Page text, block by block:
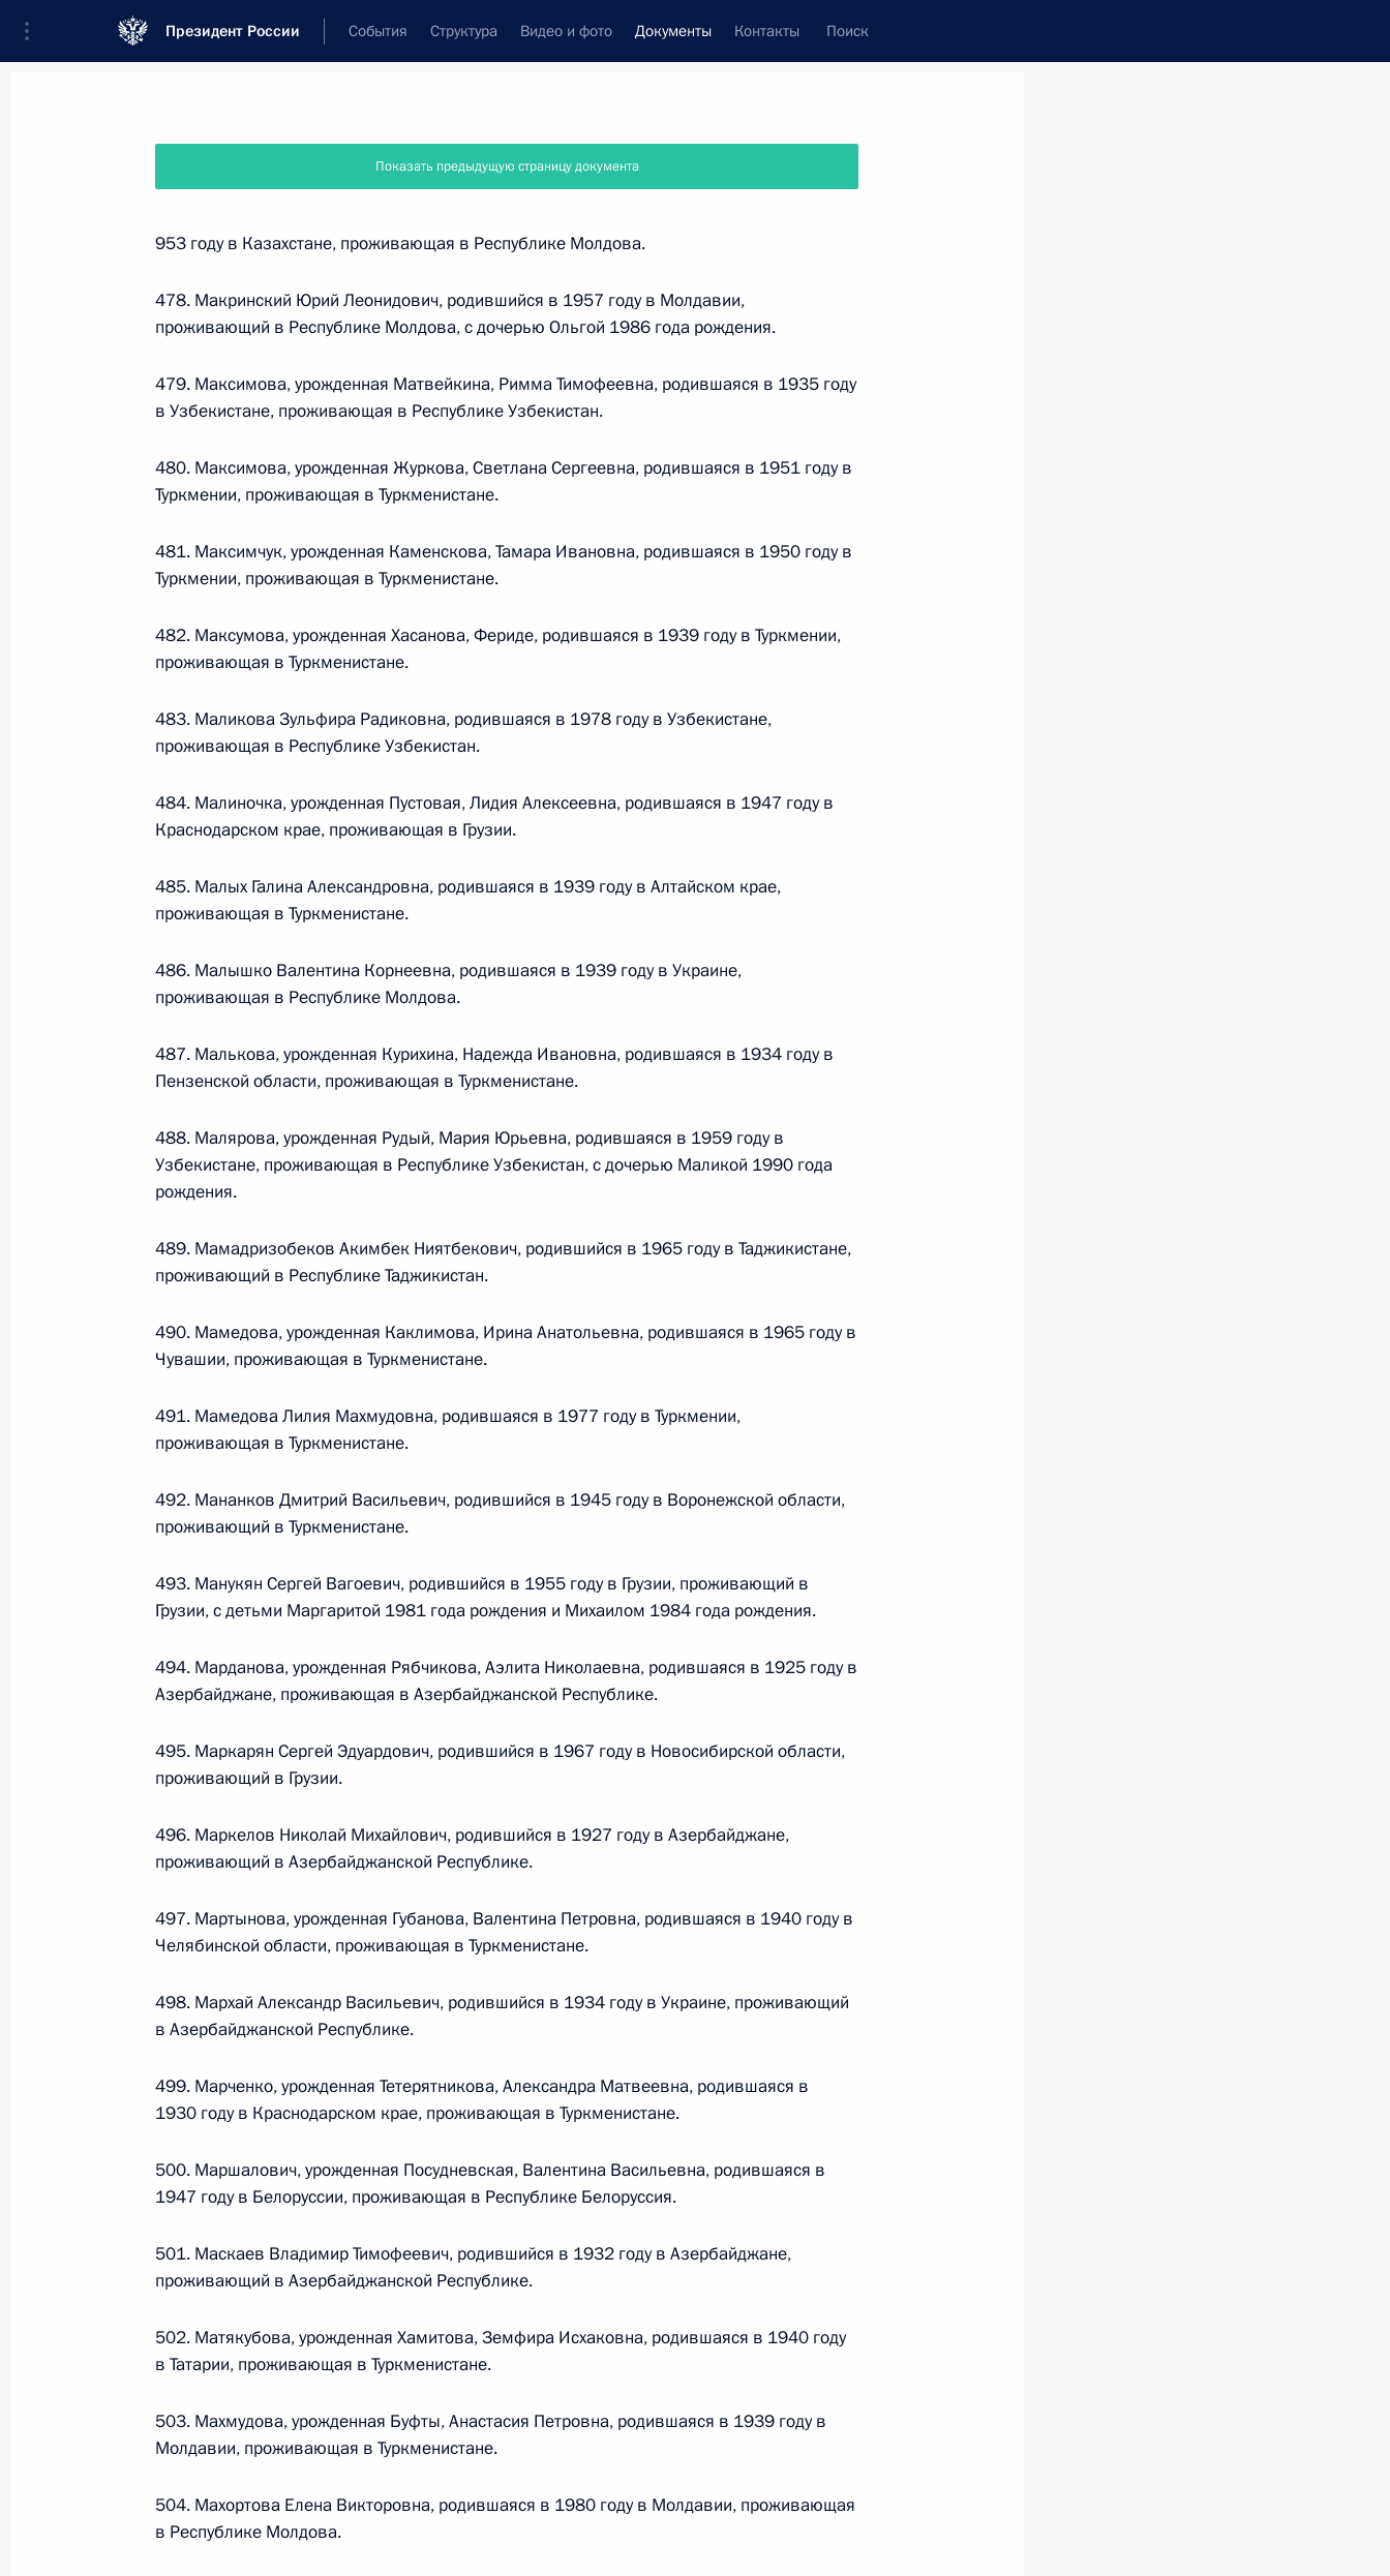
Президент России События Структура Видео и фото Документы Контакты Поиск
Название документа или его номер
Все
Найти документ
Официальный портал правовой информации pravo.gov.ru
26 июля 2026 года
Федеральный закон от 26.07.2026 г. № 259-ФЗ
О внесении изменений в статью 11 Федерального закона «О статусе военнослужащих» и статью 86
26 июля 2026 года
Федеральный закон от 26.07.2026 г. № 265-ФЗ
26 июля 2026 года
Федеральный закон от 26.07.2026 г. № 256-ФЗ
юрисдикции в Российской Федерации»
26 июля 2026 года
Федеральный закон от 26.07.2026 г. № 263-ФЗ
недвижимости»
26 июля 2026 года
Федеральный закон от 26.07.2026 г. № 242-ФЗ
О внесении изменений в статьи 85 и 102 части первой и статью 227–1 части второй Налогового
кодекса Российской Федерации
О внесении изменений в Трудовой кодекс Российской Федерации
О внесении изменений в Федеральный закон «О пробации в Российской Федерации»
О внесении изменения в статью 2 Федерального закона «О благотворительной деятельности
и добровольчестве (волонтерстве)»
Федеральный закон от 26.07.2026 г. № 251-ФЗ
О внесении изменений в Уголовный кодекс Российской Федерации и статьи 31 и 151 Уголовно-
26 июля 2026 года
Федеральный закон от 26.07.2026 г. № 264-ФЗ
и признании утратившим силу пункта 1 части 13 статьи 3 Федерального закона «О внесении
изменений в Федеральный закон „Об актах гражданского состояния“
Показать предыдущую страницу документа
953 году в Казахстане, проживающая в Республике Молдова.
478. Макринский Юрий Леонидович, родившийся в 1957 году в Молдавии,
проживающий в Республике Молдова, с дочерью Ольгой 1986 года рождения.
479. Максимова, урожденная Матвейкина, Римма Тимофеевна, родившаяся в 1935 году
в Узбекистане, проживающая в Республике Узбекистан.
480. Максимова, урожденная Журкова, Светлана Сергеевна, родившаяся в 1951 году в
Туркмении, проживающая в Туркменистане.
481. Максимчук, урожденная Каменскова, Тамара Ивановна, родившаяся в 1950 году в
Туркмении, проживающая в Туркменистане.
482. Максумова, урожденная Хасанова, Фериде, родившаяся в 1939 году в Туркмении,
проживающая в Туркменистане.
483. Маликова Зульфира Радиковна, родившаяся в 1978 году в Узбекистане,
проживающая в Республике Узбекистан.
484. Малиночка, урожденная Пустовая, Лидия Алексеевна, родившаяся в 1947 году в
Краснодарском крае, проживающая в Грузии.
485. Малых Галина Александровна, родившаяся в 1939 году в Алтайском крае,
проживающая в Туркменистане.
486. Малышко Валентина Корнеевна, родившаяся в 1939 году в Украине,
проживающая в Республике Молдова.
487. Малькова, урожденная Курихина, Надежда Ивановна, родившаяся в 1934 году в
Пензенской области, проживающая в Туркменистане.
488. Малярова, урожденная Рудый, Мария Юрьевна, родившаяся в 1959 году в
Узбекистане, проживающая в Республике Узбекистан, с дочерью Маликой 1990 года
рождения.
489. Мамадризобеков Акимбек Ниятбекович, родившийся в 1965 году в Таджикистане,
проживающий в Республике Таджикистан.
490. Мамедова, урожденная Каклимова, Ирина Анатольевна, родившаяся в 1965 году в
Чувашии, проживающая в Туркменистане.
491. Мамедова Лилия Махмудовна, родившаяся в 1977 году в Туркмении,
проживающая в Туркменистане.
492. Мананков Дмитрий Васильевич, родившийся в 1945 году в Воронежской области,
проживающий в Туркменистане.
493. Манукян Сергей Вагоевич, родившийся в 1955 году в Грузии, проживающий в
Грузии, с детьми Маргаритой 1981 года рождения и Михаилом 1984 года рождения.
494. Марданова, урожденная Рябчикова, Аэлита Николаевна, родившаяся в 1925 году в
Азербайджане, проживающая в Азербайджанской Республике.
495. Маркарян Сергей Эдуардович, родившийся в 1967 году в Новосибирской области,
проживающий в Грузии.
496. Маркелов Николай Михайлович, родившийся в 1927 году в Азербайджане,
проживающий в Азербайджанской Республике.
497. Мартынова, урожденная Губанова, Валентина Петровна, родившаяся в 1940 году в
Челябинской области, проживающая в Туркменистане.
498. Мархай Александр Васильевич, родившийся в 1934 году в Украине, проживающий
в Азербайджанской Республике.
499. Марченко, урожденная Тетерятникова, Александра Матвеевна, родившаяся в
1930 году в Краснодарском крае, проживающая в Туркменистане.
500. Маршалович, урожденная Посудневская, Валентина Васильевна, родившаяся в
1947 году в Белоруссии, проживающая в Республике Белоруссия.
501. Маскаев Владимир Тимофеевич, родившийся в 1932 году в Азербайджане,
проживающий в Азербайджанской Республике.
502. Матякубова, урожденная Хамитова, Земфира Исхаковна, родившаяся в 1940 году
в Татарии, проживающая в Туркменистане.
503. Махмудова, урожденная Буфты, Анастасия Петровна, родившаяся в 1939 году в
Молдавии, проживающая в Туркменистане.
504. Махортова Елена Викторовна, родившаяся в 1980 году в Молдавии, проживающая
в Республике Молдова.